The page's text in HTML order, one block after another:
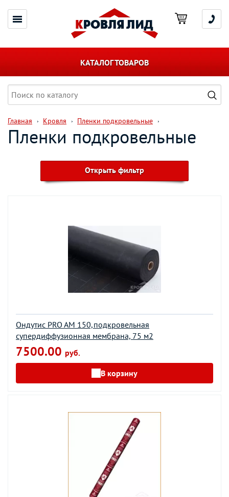
КАТАЛОГ ТОВАРОВ
Главная Кровля Пленки подкровельные
Пленки подкровельные
Открыть фильтр
Ондутис PRO AМ 150,подкровельная
супердиффузионная мембрана, 75 м2
7500.00 руб.
В корзину